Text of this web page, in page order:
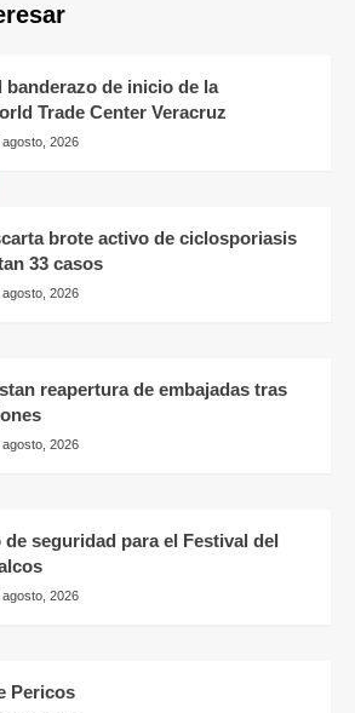
banderazo de inicio de la
Trade Center Veracruz
agosto, 2026
brote activo de ciclosporiasis
33 casos
agosto, 2026
reapertura de embajadas tras
agosto, 2026
seguridad para el Festival del
agosto, 2026
Pericos